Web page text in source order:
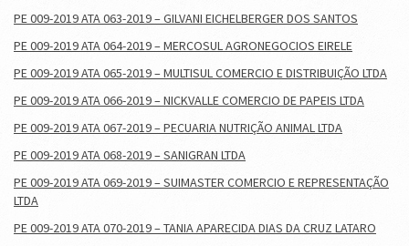
PE 009-2019 ATA 063-2019 – GILVANI EICHELBERGER DOS SANTOS
PE 009-2019 ATA 064-2019 – MERCOSUL AGRONEGOCIOS EIRELE
PE 009-2019 ATA 065-2019 – MULTISUL COMERCIO E DISTRIBUIÇÃO LTDA
PE 009-2019 ATA 066-2019 – NICKVALLE COMERCIO DE PAPEIS LTDA
PE 009-2019 ATA 067-2019 – PECUARIA NUTRIÇÃO ANIMAL LTDA
PE 009-2019 ATA 068-2019 – SANIGRAN LTDA
PE 009-2019 ATA 069-2019 – SUIMASTER COMERCIO E REPRESENTAÇÃO
LTDA
PE 009-2019 ATA 070-2019 – TANIA APARECIDA DIAS DA CRUZ LATARO